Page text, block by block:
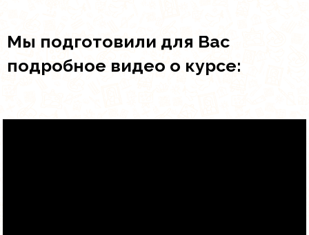
Мы подготовили для Вас
подробное видео о курсе: